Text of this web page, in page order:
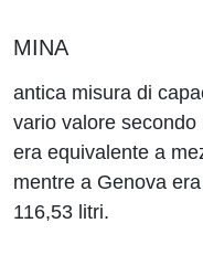
MINA
antica misura di
vario valore
era equivalente a
mentre a Genova
116,53 litri.